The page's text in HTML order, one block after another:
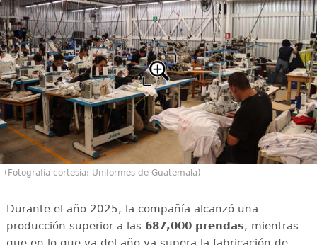
(Fotografía cortesía: Uniformes de Guatemala)
Durante el año 2025, la compañía alcanzó una
producción superior a las 687,000 prendas, mientras